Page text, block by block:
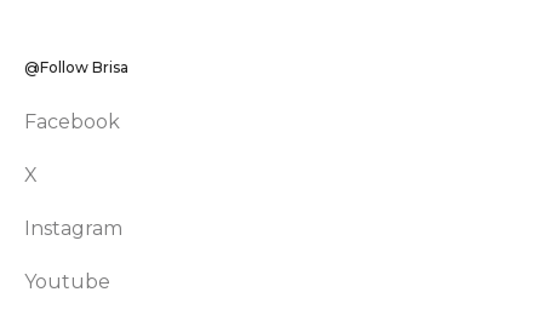
@Follow Brisa
Facebook
X
Instagram
Youtube